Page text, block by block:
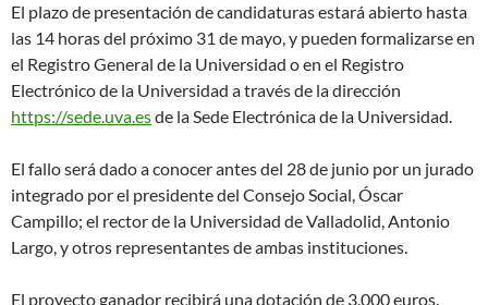
El plazo de presentación de candidaturas estará abierto hasta
las 14 horas del próximo 31 de mayo, y pueden formalizarse en
el Registro General de la Universidad o en el Registro
Electrónico de la Universidad a través de la dirección
https://sede.uva.esde la Sede Electrónica de la Universidad.
El fallo será dado a conocer antes del 28 de junio por un jurado
integrado por el presidente del Consejo Social, Óscar
Campillo; el rector de la Universidad de Valladolid, Antonio
Largo, y otros representantes de ambas instituciones.
El proyecto ganador recibirá una dotación de 3.000 euros.